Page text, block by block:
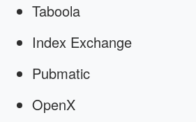
Taboola
Index Exchange
Pubmatic
OpenX